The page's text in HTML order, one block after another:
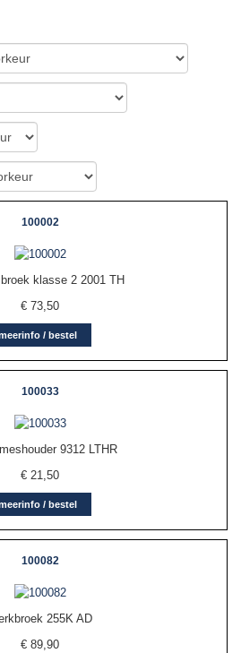
100002
klasse 2 2001 TH
€73,50
/ bestel
100033
9312 LTHR
€21,50
/ bestel
100082
255K AD
€89,90